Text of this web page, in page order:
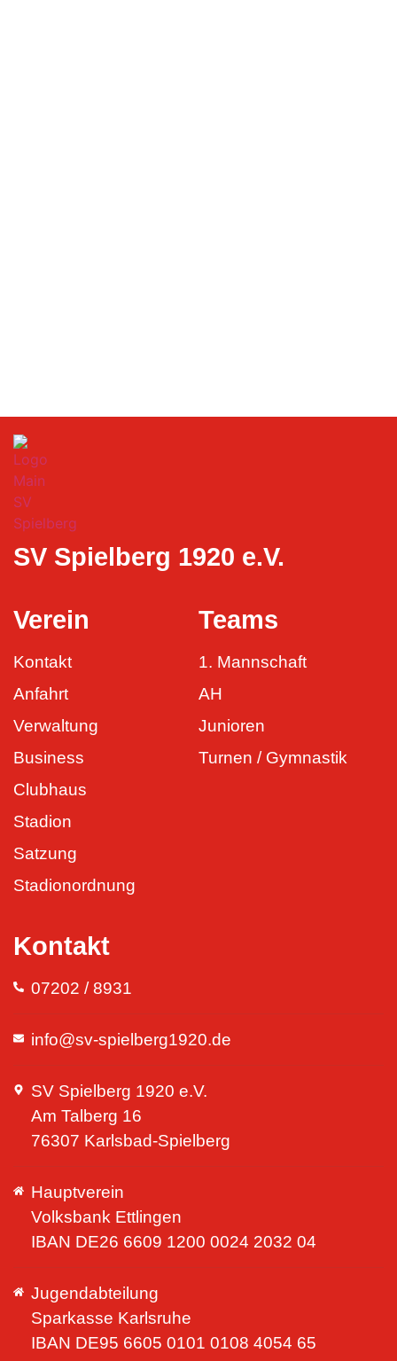
SV Spielberg 1920 e.V.
Verein
Kontakt
Anfahrt
Verwaltung
Business
Clubhaus
Stadion
Satzung
Stadionordnung
Teams
1. Mannschaft
AH
Junioren
Turnen / Gymnastik
Kontakt
07202 / 8931
info@sv-spielberg1920.de
SV Spielberg 1920 e.V.
Am Talberg 16
76307 Karlsbad-Spielberg
Hauptverein
Volksbank Ettlingen
IBAN DE26 6609 1200 0024 2032 04
Jugendabteilung
Sparkasse Karlsruhe
IBAN DE95 6605 0101 0108 4054 65